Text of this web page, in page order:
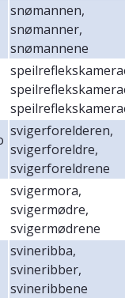
snømannen,
snømanner,
snømannene
svigerforelderen,
svigerforeldre,
svigerforeldrene
svigermora,
svigermødre,
svigermødrene
svineribba,
svineribber,
svineribbene